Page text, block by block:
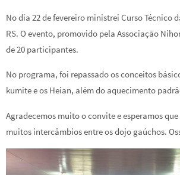
No dia 22 de fevereiro ministrei Curso Técnico
RS. O evento, promovido pela Associação
de 20 participantes.
No programa, foi repassado os conceitos
kumite e os Heian, além do aquecimento
Agradecemos muito o convite e esperamos
muitos intercâmbios entre os dojo gaúchos.